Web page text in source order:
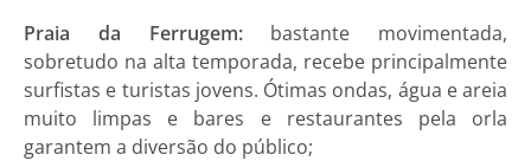
Praia da Ferrugem:bastante movimentada,
sobretudo na alta temporada, recebe principalmente
surfistas e turistas jovens. Ótimas ondas, água e areia
muito limpas e bares e restaurantes pela orla
garantem a diversão do público;